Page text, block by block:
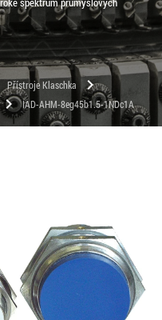
Přístroje Klaschka chevron_right
chevron_right IAD-AHM-8eg45b1.5-1NDc1A